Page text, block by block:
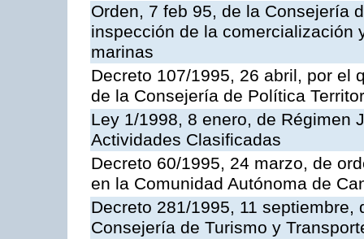
Orden, 7 feb 95, de la Consejería
inspección de la comercialización
marinas
Decreto 107/1995, 26 abril, por el
de la Consejería de Política
Ley 1/1998, 8 enero, de Régimen
Actividades Clasificadas
Decreto 60/1995, 24 marzo, de
en la Comunidad Autónoma de
Decreto 281/1995, 11
Consejería de Turismo y